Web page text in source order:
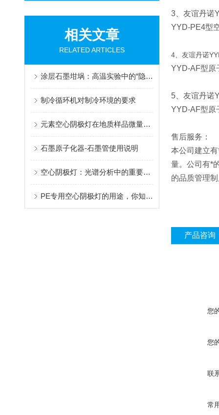
相关文章
RELATED ARTICLES
涂层石墨坩埚：高温实验中的“隐形守护者”
制冷循环机对制冷环境的要求
元素空心阴极灯在地质样品微量元素分析中的应用
石墨原子化器-石墨管使用说明
空心阴极灯：光谱分析中的重要工具
PE专用空心阴极灯的用途，你知道吗？
3、友谊丹诺
YYD-PE4型
4、友谊丹诺
YYD-AF型原
5、友谊丹诺
YYD-AF型原
售后服务：
本公司建立
量。公司有*
的品质管理
产品咨询
您
您
联
常